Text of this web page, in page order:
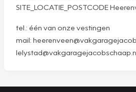
SITE_LOCATIE_POSTCODE
tel.: één van onze vestingen
mail: